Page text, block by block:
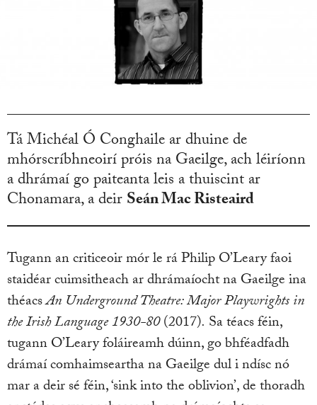
Tá Michéal Ó Conghaile ar dhuine de
mhórscríbhneoirí próis na Gaeilge, ach léiríonn
a dhrámaí go paiteanta leis a thuiscint ar
Chonamara, a deirSeán Mac Risteaird
Tugann an criticeoir mór le rá Philip O’Leary faoi
staidéar cuimsitheach ar dhrámaíocht na Gaeilge ina
théacsAn Underground Theatre: Major Playwrights in
the Irish Language 1930-80(2017). Sa téacs féin,
tugann O’Leary foláireamh dúinn, go bhféadfadh
drámaí comhaimseartha na Gaeilge dul i ndísc nó
mar a deir sé féin, ‘sink into the oblivion’, de thoradh